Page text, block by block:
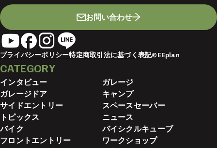
お問い合わせ
プライバシーポリシー特定商取引法に基づく表記©EEplan
CATEGORY
インタビュー
ガレージ
ガレージドア
キャンプ
サイドエントリー
スペースセーバー
トピックス
ニュース
バイク
バイシクルキューブ
フロントエントリー
ワークショップ